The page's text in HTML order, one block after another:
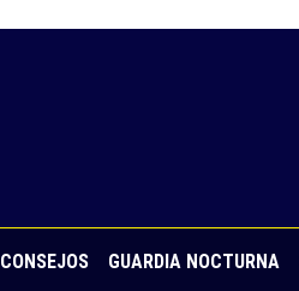
CONSEJOS GUARDIA NOCTURNA